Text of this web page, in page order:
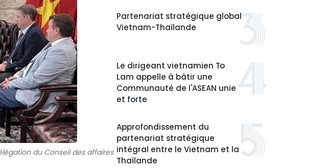
du Conseil des affaires
Partenariat stratégique global
Vietnam-Thaïlande
Le dirigeant vietnamien To
Lam appelle à bâtir une
Communauté de l'ASEAN unie
et forte
Approfondissement du
partenariat stratégique
intégral entre le Vietnam et la
Thaïlande